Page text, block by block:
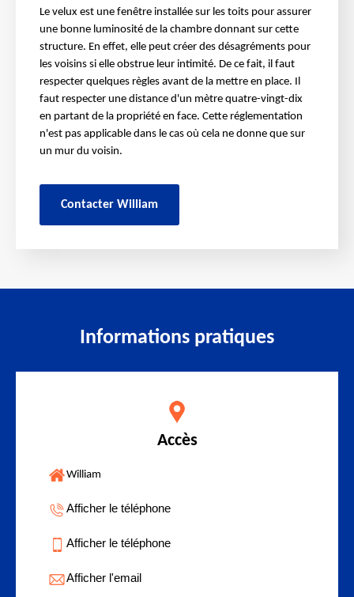
Le velux est une fenêtre installée sur les toits pour assurer
une bonne luminosité de la chambre donnant sur cette
structure. En effet, elle peut créer des désagréments pour
les voisins si elle obstrue leur intimité. De ce fait, il faut
respecter quelques règles avant de la mettre en place. Il
faut respecter une distance d'un mètre quatre-vingt-dix
en partant de la propriété en face. Cette réglementation
n'est pas applicable dans le cas où cela ne donne que sur
un mur du voisin.
Contacter William
Informations pratiques
Accès
William
Afficher le téléphone
Afficher le téléphone
Afficher l'email